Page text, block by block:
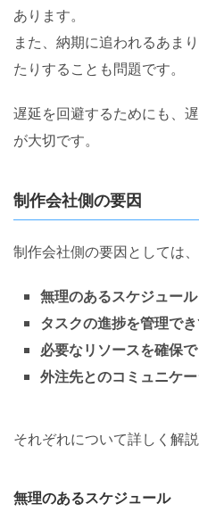
あります。
また、納期に追われるあま
たりすることも問題です。
遅延を回避するためにも、
が大切です。
制作会社側の要因
制作会社側の要因としては
無理のあるスケジュール
タスクの進捗を管理で
必要なリソースを確保
外注先とのコミュニケ
それぞれについて詳しく解説
無理のあるスケジュール